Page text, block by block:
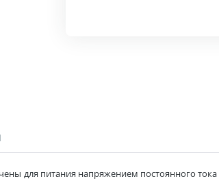
для питания напряжением постоянного